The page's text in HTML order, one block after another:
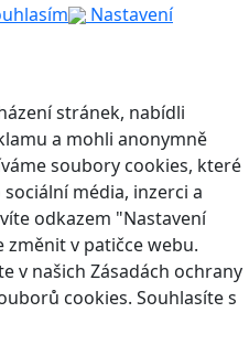
Nastavení
stránek, nabídli
a mohli anonymně
soubory cookies, které
média, inzerci a
odkazem "Nastavení
změnit v patičce webu.
v našich Zásadách ochrany
cookies. Souhlasíte s